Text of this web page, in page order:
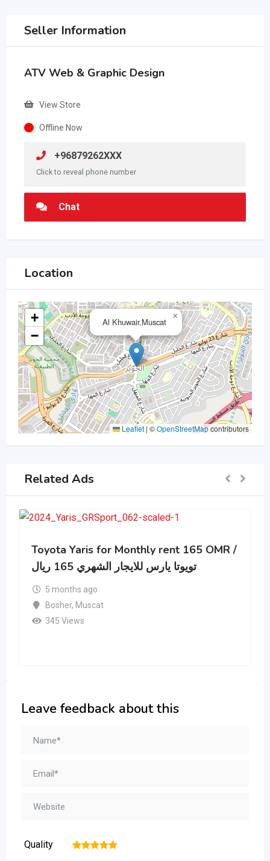
Seller Information
ATV Web & Graphic Design
View Store
Offline Now
+96879262XXX
Click to reveal phone number
Chat
Location
Al Khuwair,Muscat
×
+
−
Leaflet | ©OpenStreetMapcontributors
Related Ads
Toyota Yaris for Monthly rent 165 OMR /
تويوتا يارس للايجار الشهري 165 ريال
5 months ago
Bosher, Muscat
345 Views
Leave feedback about this
Quality 5
4
3
2